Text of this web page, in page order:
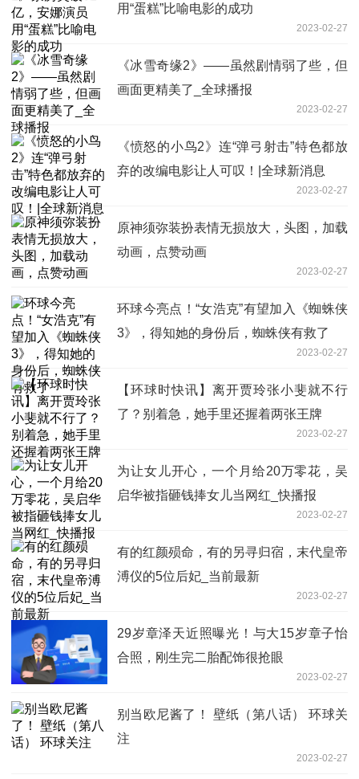
用“蛋糕”比喻电影的成功
2023-02-27
《冰雪奇缘2》——虽然剧情弱了些，但
画面更精美了_全球播报
2023-02-27
《愤怒的小鸟2》连“弹弓射击”特色都放
弃的改编电影让人可叹！|全球新消息
2023-02-27
原神须弥装扮表情无损放大，头图，加载
动画，点赞动画
2023-02-27
环球今亮点！“女浩克”有望加入《蜘蛛侠
3》，得知她的身份后，蜘蛛侠有救了
2023-02-27
【环球时快讯】离开贾玲张小斐就不行
了？别着急，她手里还握着两张王牌
2023-02-27
为让女儿开心，一个月给20万零花，吴
启华被指砸钱捧女儿当网红_快播报
2023-02-27
有的红颜殒命，有的另寻归宿，末代皇帝
溥仪的5位后妃_当前最新
2023-02-27
29岁章泽天近照曝光！与大15岁章子怡
合照，刚生完二胎配饰很抢眼
2023-02-27
别当欧尼酱了！ 壁纸（第八话） 环球关
注
2023-02-27